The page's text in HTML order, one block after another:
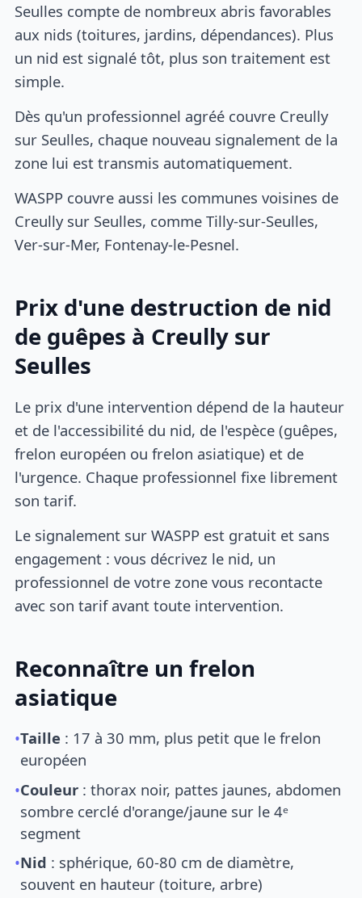
Seulles compte de nombreux abris favorables
aux nids (toitures, jardins, dépendances). Plus
un nid est signalé tôt, plus son traitement est
simple.
Dès qu'un professionnel agréé couvre Creully
sur Seulles, chaque nouveau signalement de la
zone lui est transmis automatiquement.
WASPP couvre aussi les communes voisines de
Creully sur Seulles, comme Tilly-sur-Seulles,
Ver-sur-Mer, Fontenay-le-Pesnel.
Prix d'une destruction de nid
de guêpes à Creully sur
Seulles
Le prix d'une intervention dépend de la hauteur
et de l'accessibilité du nid, de l'espèce (guêpes,
frelon européen ou frelon asiatique) et de
l'urgence. Chaque professionnel fixe librement
son tarif.
Le signalement sur WASPP est gratuit et sans
engagement : vous décrivez le nid, un
professionnel de votre zone vous recontacte
avec son tarif avant toute intervention.
Reconnaître un frelon
asiatique
•Taille : 17 à 30 mm, plus petit que le frelon
européen
•Couleur : thorax noir, pattes jaunes, abdomen
sombre cerclé d'orange/jaune sur le 4ᵉ
segment
•Nid : sphérique, 60-80 cm de diamètre,
souvent en hauteur (toiture, arbre)